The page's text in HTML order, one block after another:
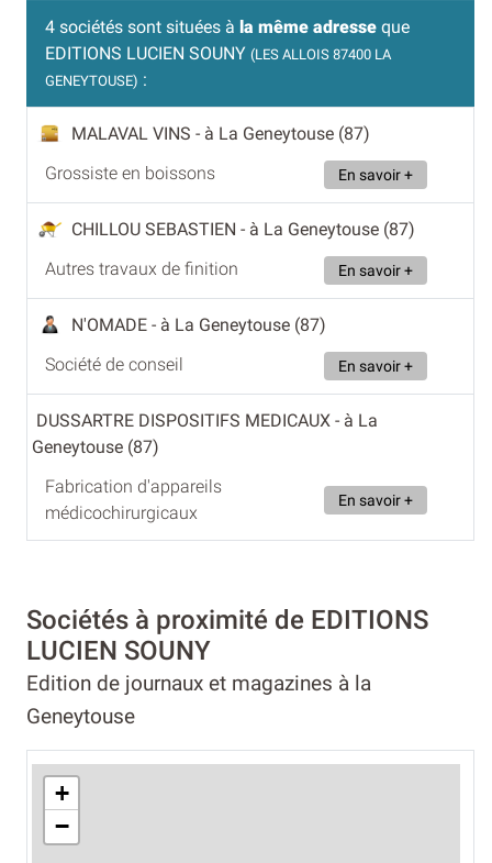
4 sociétés sont situées à la même adresse que
EDITIONS LUCIEN SOUNY (LES ALLOIS 87400 LA
GENEYTOUSE) :
MALAVAL VINS - à La Geneytouse (87)
Grossiste en boissons
En savoir +
CHILLOU SEBASTIEN - à La Geneytouse (87)
Autres travaux de finition
En savoir +
N'OMADE - à La Geneytouse (87)
Société de conseil
En savoir +
DUSSARTRE DISPOSITIFS MEDICAUX - à La
Geneytouse (87)
Fabrication d'appareils
médicochirurgicaux
En savoir +
Sociétés à proximité de EDITIONS
LUCIEN SOUNY
Edition de journaux et magazines à la
Geneytouse
+
−